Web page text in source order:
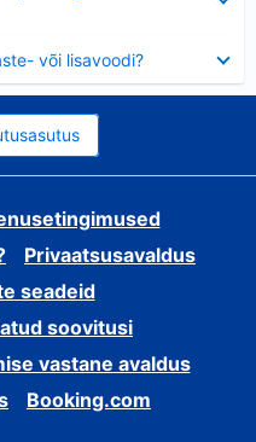
või lisavoodi?
Privaatsusavaldus
seadeid
soovitusi
vastane avaldus
Booking.com